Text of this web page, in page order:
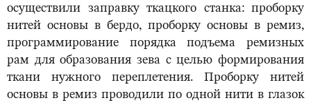
осуществили заправку ткацкого станка: проборку
нитей основы в бердо, проборку основы в ремиз,
программирование порядка подъема ремизных
рам для образования зева с целью формирования
ткани нужного переплетения. Проборку нитей
основы в ремиз проводили по одной нити в глазок